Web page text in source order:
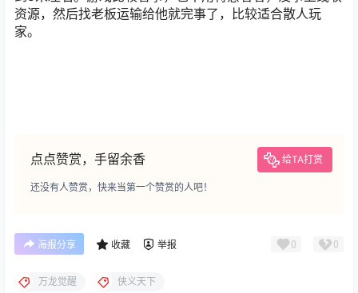
资源，然后找老板运输给他就完事了，比较适合散人玩
家。
点点赞赏，手留余香 给TA打赏
还没有人赞赏，快来当第一个赞赏的人吧！
海报分享 收藏 举报 0 0
万龙觉醒 侠义天下